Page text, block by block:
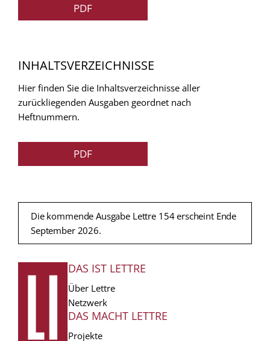
PDF
INHALTSVERZEICHNISSE
Hier finden Sie die Inhaltsverzeichnisse aller
zurückliegenden Ausgaben geordnet nach
Heftnummern.
PDF
Die kommende Ausgabe Lettre 154 erscheint Ende
September 2026.
FUSSZEILE
DAS IST LETTRE
Über Lettre
Netzwerk
DAS MACHT LETTRE
Projekte